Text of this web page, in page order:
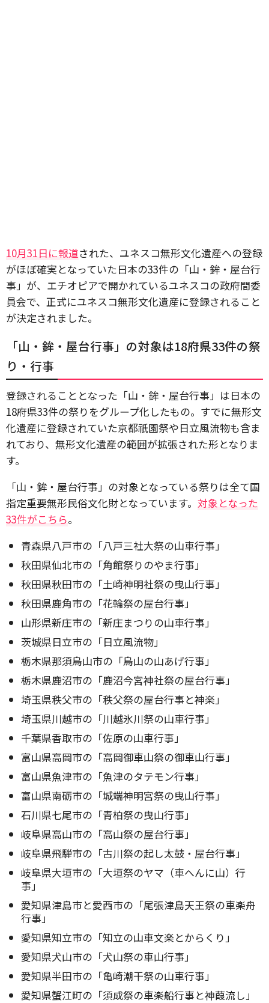
10月31日に報道された、ユネスコ無形文化遺産への登録
がほぼ確実となっていた日本の33件の「山・鉾・屋台行
事」が、エチオピアで開かれているユネスコの政府間委
員会で、正式にユネスコ無形文化遺産に登録されること
が決定されました。
「山・鉾・屋台行事」の対象は18府県33件の祭
り・行事
登録されることとなった「山・鉾・屋台行事」は日本の
18府県33件の祭りをグループ化したもの。すでに無形文
化遺産に登録されていた京都祇園祭や日立風流物も含ま
れており、無形文化遺産の範囲が拡張された形となりま
す。
「山・鉾・屋台行事」の対象となっている祭りは全て国
指定重要無形民俗文化財となっています。 対象となった
33件がこちら。
青森県八戸市の「八戸三社大祭の山車行事」
秋田県仙北市の「角館祭りのやま行事」
秋田県秋田市の「土崎神明社祭の曳山行事」
秋田県鹿角市の「花輪祭の屋台行事」
山形県新庄市の「新庄まつりの山車行事」
茨城県日立市の「日立風流物」
栃木県那須烏山市の「烏山の山あげ行事」
栃木県鹿沼市の「鹿沼今宮神社祭の屋台行事」
埼玉県秩父市の「秩父祭の屋台行事と神楽」
埼玉県川越市の「川越氷川祭の山車行事」
千葉県香取市の「佐原の山車行事」
富山県高岡市の「高岡御車山祭の御車山行事」
富山県魚津市の「魚津のタテモン行事」
富山県南砺市の「城端神明宮祭の曳山行事」
石川県七尾市の「青柏祭の曳山行事」
岐阜県高山市の「高山祭の屋台行事」
岐阜県飛騨市の「古川祭の起し太鼓・屋台行事」
岐阜県大垣市の「大垣祭のヤマ（車へんに山）行
事」
愛知県津島市と愛西市の「尾張津島天王祭の車楽舟
行事」
愛知県知立市の「知立の山車文楽とからくり」
愛知県犬山市の「犬山祭の車山行事」
愛知県半田市の「亀崎潮干祭の山車行事」
愛知県蟹江町の「須成祭の車楽船行事と神葭流し」